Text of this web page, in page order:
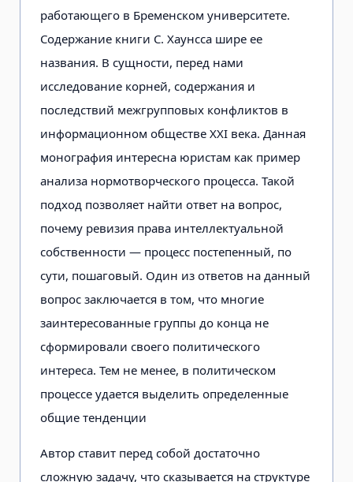
работающего в Бременском университете.
Содержание книги С. Хаунсса шире ее
названия. В сущности, перед нами
исследование корней, содержания и
последствий межгрупповых конфликтов в
информационном обществе XXI века. Данная
монография интересна юристам как пример
анализа нормотворческого процесса. Такой
подход позволяет найти ответ на вопрос,
почему ревизия права интеллектуальной
собственности — процесс постепенный, по
сути, пошаговый. Один из ответов на данный
вопрос заключается в том, что многие
заинтересованные группы до конца не
сформировали своего политического
интереса. Тем не менее, в политическом
процессе удается выделить определенные
общие тенденции
Автор ставит перед собой достаточно
сложную задачу, что сказывается на структуре